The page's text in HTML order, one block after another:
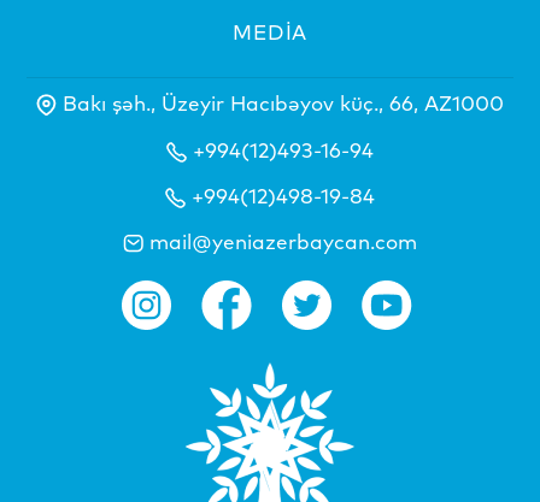
MEDİA
Bakı şəh., Üzeyir Hacıbəyov küç., 66, AZ1000
+994(12)493-16-94
+994(12)498-19-84
mail@yeniazerbaycan.com